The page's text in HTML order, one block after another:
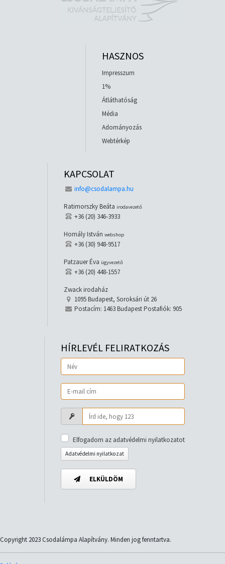
HASZNOS
Impresszum
1%
Átláthatóság
Média
Adományozás
Webtérkép
KAPCSOLAT
info@csodalampa.hu
Ratimorszky Beáta irodavezető
+36 (20) 346-3933
Homály István webshop
+36 (30) 948-9517
Patzauer Éva ügyvezető
+36 (20) 448-1557
Zwack irodaház
1095 Budapest, Soroksári út 26
Postacím: 1463 Budapest Postafiók: 905
HÍRLEVÉL FELIRATKOZÁS
Elfogadom az adatvédelmi nyilatkozatot
Adatvédelmi nyilatkozat
ELKÜLDÖM
Copyright 2023 Csodalámpa Alapítvány. Minden jog fenntartva.